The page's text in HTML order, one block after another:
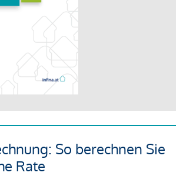
So berechnen Sie
Rate